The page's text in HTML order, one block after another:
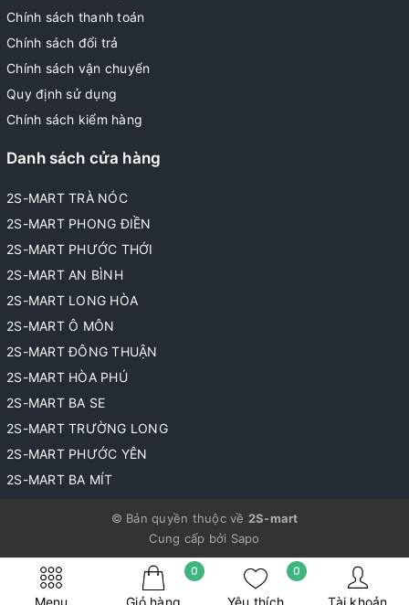
Menu Giỏ hàng
0
Yêu thích
0
Tài khoản
Chính sách thanh toán
Chính sách đổi trả
Chính sách vận chuyển
Quy định sử dụng
Chính sách kiểm hàng
Danh sách cửa hàng
2S-MART TRÀ NÓC
2S-MART PHONG ĐIỀN
2S-MART PHƯỚC THỚI
2S-MART AN BÌNH
2S-MART LONG HÒA
2S-MART Ô MÔN
2S-MART ĐÔNG THUẬN
2S-MART HÒA PHÚ
2S-MART BA SE
2S-MART TRƯỜNG LONG
2S-MART PHƯỚC YÊN
2S-MART BA MÍT
© Bản quyền thuộc về 2S-mart
Cung cấp bởi Sapo